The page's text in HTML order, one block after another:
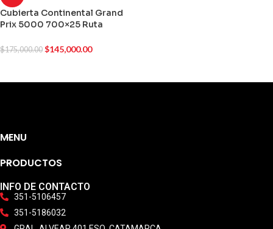
Cubierta Continental Grand
Prix 5000 700×25 Ruta
$175,000.00 $145,000.00
MENU
PRODUCTOS
INFO DE CONTACTO
351-5106457
351-5186032